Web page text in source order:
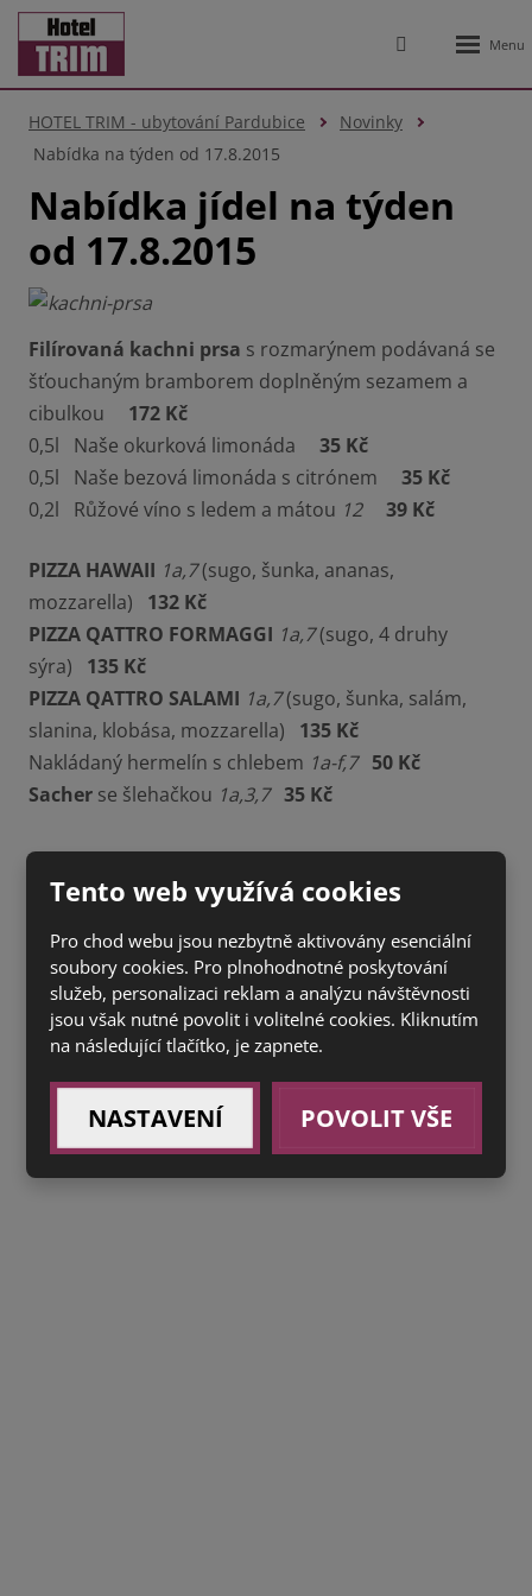
Vyhledávání
HOTEL TRIM - ubytování Pardubice
Novinky
Nabídka na týden od 17.8.2015
Nabídka jídel na týden
od 17.8.2015
Filírovaná kachni prsa s rozmarýnem podávaná se
šťouchaným bramborem doplněným sezamem a
cibulkou 172 Kč
0,5l Naše okurková limonáda 35 Kč
0,5l Naše bezová limonáda s citrónem 35 Kč
0,2l Růžové víno s ledem a mátou 12 39 Kč
PIZZA HAWAII 1a,7(sugo, šunka, ananas,
mozzarella) 132 Kč
PIZZA QATTRO FORMAGGI 1a,7(sugo, 4 druhy
sýra) 135 Kč
PIZZA QATTRO SALAMI 1a,7(sugo, šunka, salám,
slanina, klobása, mozzarella) 135 Kč
Nakládaný hermelín s chlebem 1a-f,7 50 Kč
Sacher se šlehačkou 1a,3,7 35 Kč
Tento web využívá cookies
Pro chod webu jsou nezbytně aktivovány esenciální
soubory cookies. Pro plnohodnotné poskytování
služeb, personalizaci reklam a analýzu návštěvnosti
jsou však nutné povolit i volitelné cookies. Kliknutím
na následující tlačítko, je zapnete.
NASTAVENÍ POVOLIT VŠE